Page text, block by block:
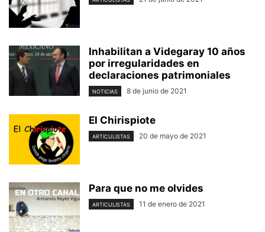
Inhabilitan a Videgaray 10 años
por irregularidades en
declaraciones patrimoniales
NOTICIAS 8 de junio de 2021
El Chirispiote
ARTICULISTAS 20 de mayo de 2021
Para que no me olvides
ARTICULISTAS 11 de enero de 2021